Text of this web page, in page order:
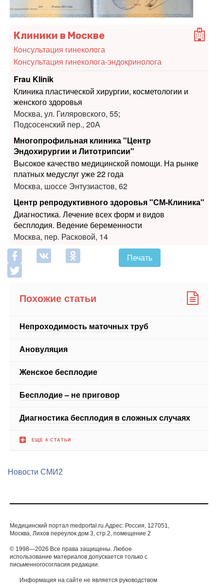
Клиники в Москве
Консультация гинеколога
Консультация гинеколога-эндокринолога
Frau Klinik
Клиника пластической хирургии, косметологии и
Москва, ул. Гиляровского, 55;
Подсосенский пер., 20А
Многопрофильная клиника "Центр
Эндохирургии и Литотрипсии"
платных медуслуг уже 22 года
Москва, шоссе Энтузиастов, 62
Центр репродуктивного здоровья "СМ-Клиника"
Диагностика. Лечение всех форм и видов
Москва, пер. Расковой, 14
Печать
Похожие статьи
Непроходимость маточных труб
Новости СМИ2
Москва, Лихов переулок дом 3, стр.2, помещение 2
использование материалов допускается только с
письменногосогласия редакции.
Информация на сайте не является руководством
по самолечению и представлена для
ознакомления. Команда сайта настоятельно
специалисту при подозрении какого-либо